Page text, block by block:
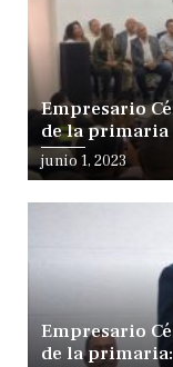
Empresario
de la primaria
junio 1, 2023
Empresario
de la